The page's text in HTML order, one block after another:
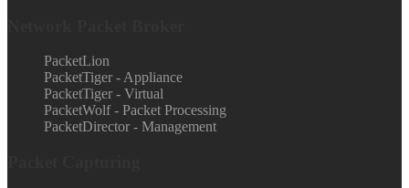
PacketLion
PacketTiger - Appliance
PacketTiger - Virtual
PacketWolf - Packet Processing
PacketDirector - Management